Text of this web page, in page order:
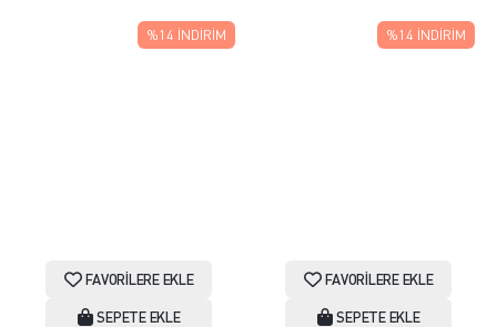
FAVORILERE EKLE
SEPETE EKLE
%14 İNDIRIM
FAVORILERE EKLE
SEPETE EKLE
%14 İNDIRIM